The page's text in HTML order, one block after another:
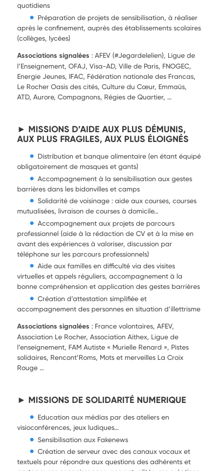
quotidiens
Préparation de projets de sensibilisation, à réaliser
après le confinement, auprès des établissements scolaires
(collèges, lycées)
Associations signalées : AFEV (#Jegardelelien), Ligue de
l’Enseignement, OFAJ, Visa-AD, Ville de Paris, FNOGEC,
Energie Jeunes, IFAC, Fédération nationale des Francas,
Le Rocher Oasis des cités, Culture du Cœur, Emmaüs,
ATD, Aurore, Compagnons, Régies de Quartier, …
► MISSIONS D’AIDE AUX PLUS DÉMUNIS,
AUX PLUS FRAGILES, AUX PLUS ÉLOIGNÉS
Distribution et banque alimentaire (en étant équipé
obligatoirement de masques et gants)
Accompagnement à la sensibilisation aux gestes
barrières dans les bidonvilles et camps
Solidarité de voisinage : aide aux courses, courses
mutualisées, livraison de courses à domicile…
Accompagnement aux projets de parcours
professionnel (aide à la rédaction de CV et à la mise en
avant des expériences à valoriser, discussion par
téléphone sur les parcours professionnels)
Aide aux familles en difficulté via des visites
virtuelles et appels réguliers, accompagnement à la
bonne compréhension et application des gestes barrières
Création d’attestation simplifiée et
accompagnement des personnes en situation d’illettrisme
Associations signalées : France volontaires, AFEV,
Association Le Rocher, Association Aithex, Ligue de
l’enseignement, FAM Autiste « Murielle Renard », Pistes
solidaires, Rencont’Roms, Mots et merveilles La Croix
Rouge …
► MISSIONS DE SOLIDARITÉ NUMERIQUE
Education aux médias par des ateliers en
visioconférences, jeux ludiques…
Sensibilisation aux Fakenews
Création de serveur avec des canaux vocaux et
textuels pour répondre aux questions des adhérents et